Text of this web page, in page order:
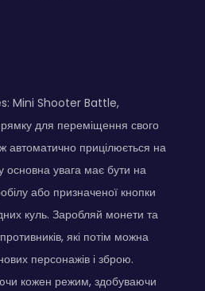
Mini Shooter Battle,
для переміщення свого
автоматично прицілюється на
основна увага має бути на
або призначеної кнопки
куль. Заробляй монети та
які потім можна
персонажів і зброю.
кожен режим, здобуваючи